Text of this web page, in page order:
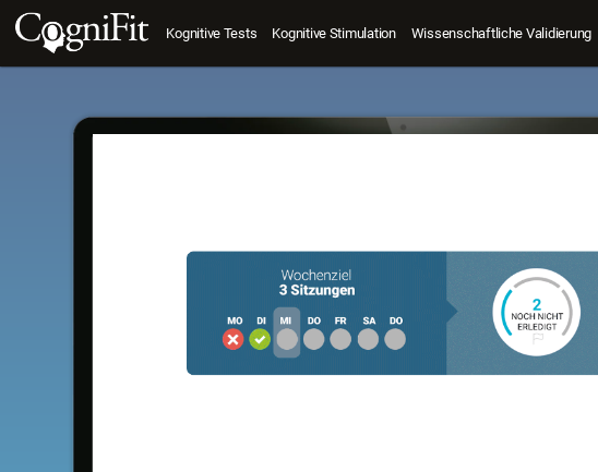
Kognitive Tests Kognitive Stimulation Wissenschaftliche Validierung